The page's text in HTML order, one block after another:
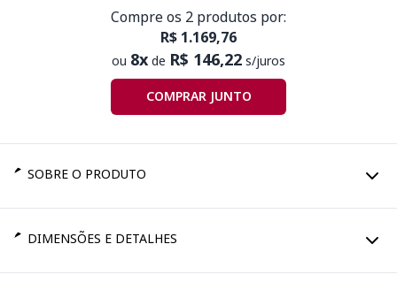
Compre os 2 produtos por:
R$ 1.169,76
ou 8x de R$ 146,22 s/juros
COMPRAR JUNTO
SOBRE O PRODUTO
DIMENSÕES E DETALHES